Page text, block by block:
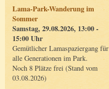
Lama-Park-Wanderung im
Sommer
Samstag, 29.08.2026, 13:00 -
15:00 Uhr
Gemütlicher Lamaspaziergang für
alle Generationen im Park.
Noch 8 Plätze frei (Stand vom
03.08.2026)